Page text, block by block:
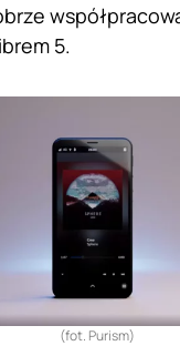
5.
(fot. Purism)